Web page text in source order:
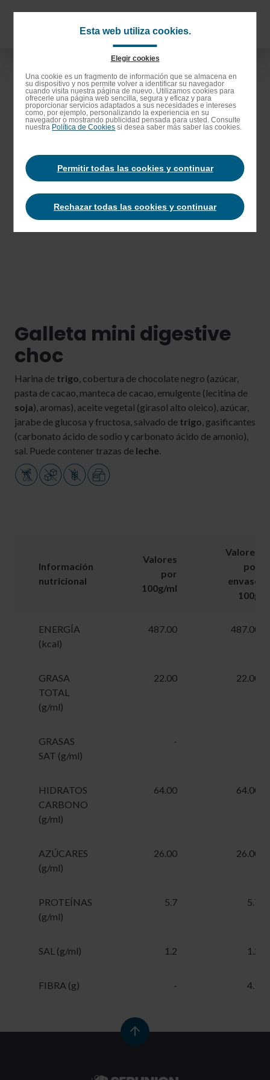
Galleta mini digestive
choc
Harina de trigo, cobertura de chocolate negro (azúcar,
pasta de cacao, manteca de cacao, emulgente (lecitina de
soja), aromas), aceite vegetal (girasol alto oleico), azúcar,
jarabe de glucosa y fructosa, salvado de trigo, gasificantes
(carbonato ácido de sodio y carbonato ácido de amonio),
sal. Puede contener trazas de leche.
Información
nutricional
Valores
por
100g/ml
Valores
por
envase
100g
ENERGÍA
(kcal)
487.00 487.00
GRASA
TOTAL
(g/ml)
22.00 22.00
GRASAS
SAT (g/ml)
-
HIDRATOS
CARBONO
(g/ml)
64.00 64.00
AZÚCARES
(g/ml)
26.00 26.00
PROTEÍNAS
(g/ml)
5.7 5.7
SAL (g/ml) 1.2 1.2
FIBRA (g) - 4.9
Esta web utiliza cookies.
Elegir cookies
Una cookie es un fragmento de información que se almacena en
su dispositivo y nos permite volver a identificar su navegador
cuando visita nuestra página de nuevo. Utilizamos cookies para
ofrecerle una página web sencilla, segura y eficaz y para
proporcionar servicios adaptados a sus necesidades e intereses
como, por ejemplo, personalizando la experiencia en su
navegador o mostrando publicidad pensada para usted. Consulte
nuestra Política de Cookies si desea saber más saber las cookies.
Permitir todas las cookies y continuar
Rechazar todas las cookies y continuar